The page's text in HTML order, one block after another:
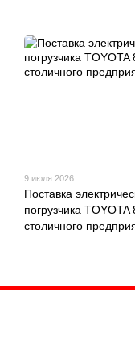
9 июля 2026
Поставка
погрузчика
столичного